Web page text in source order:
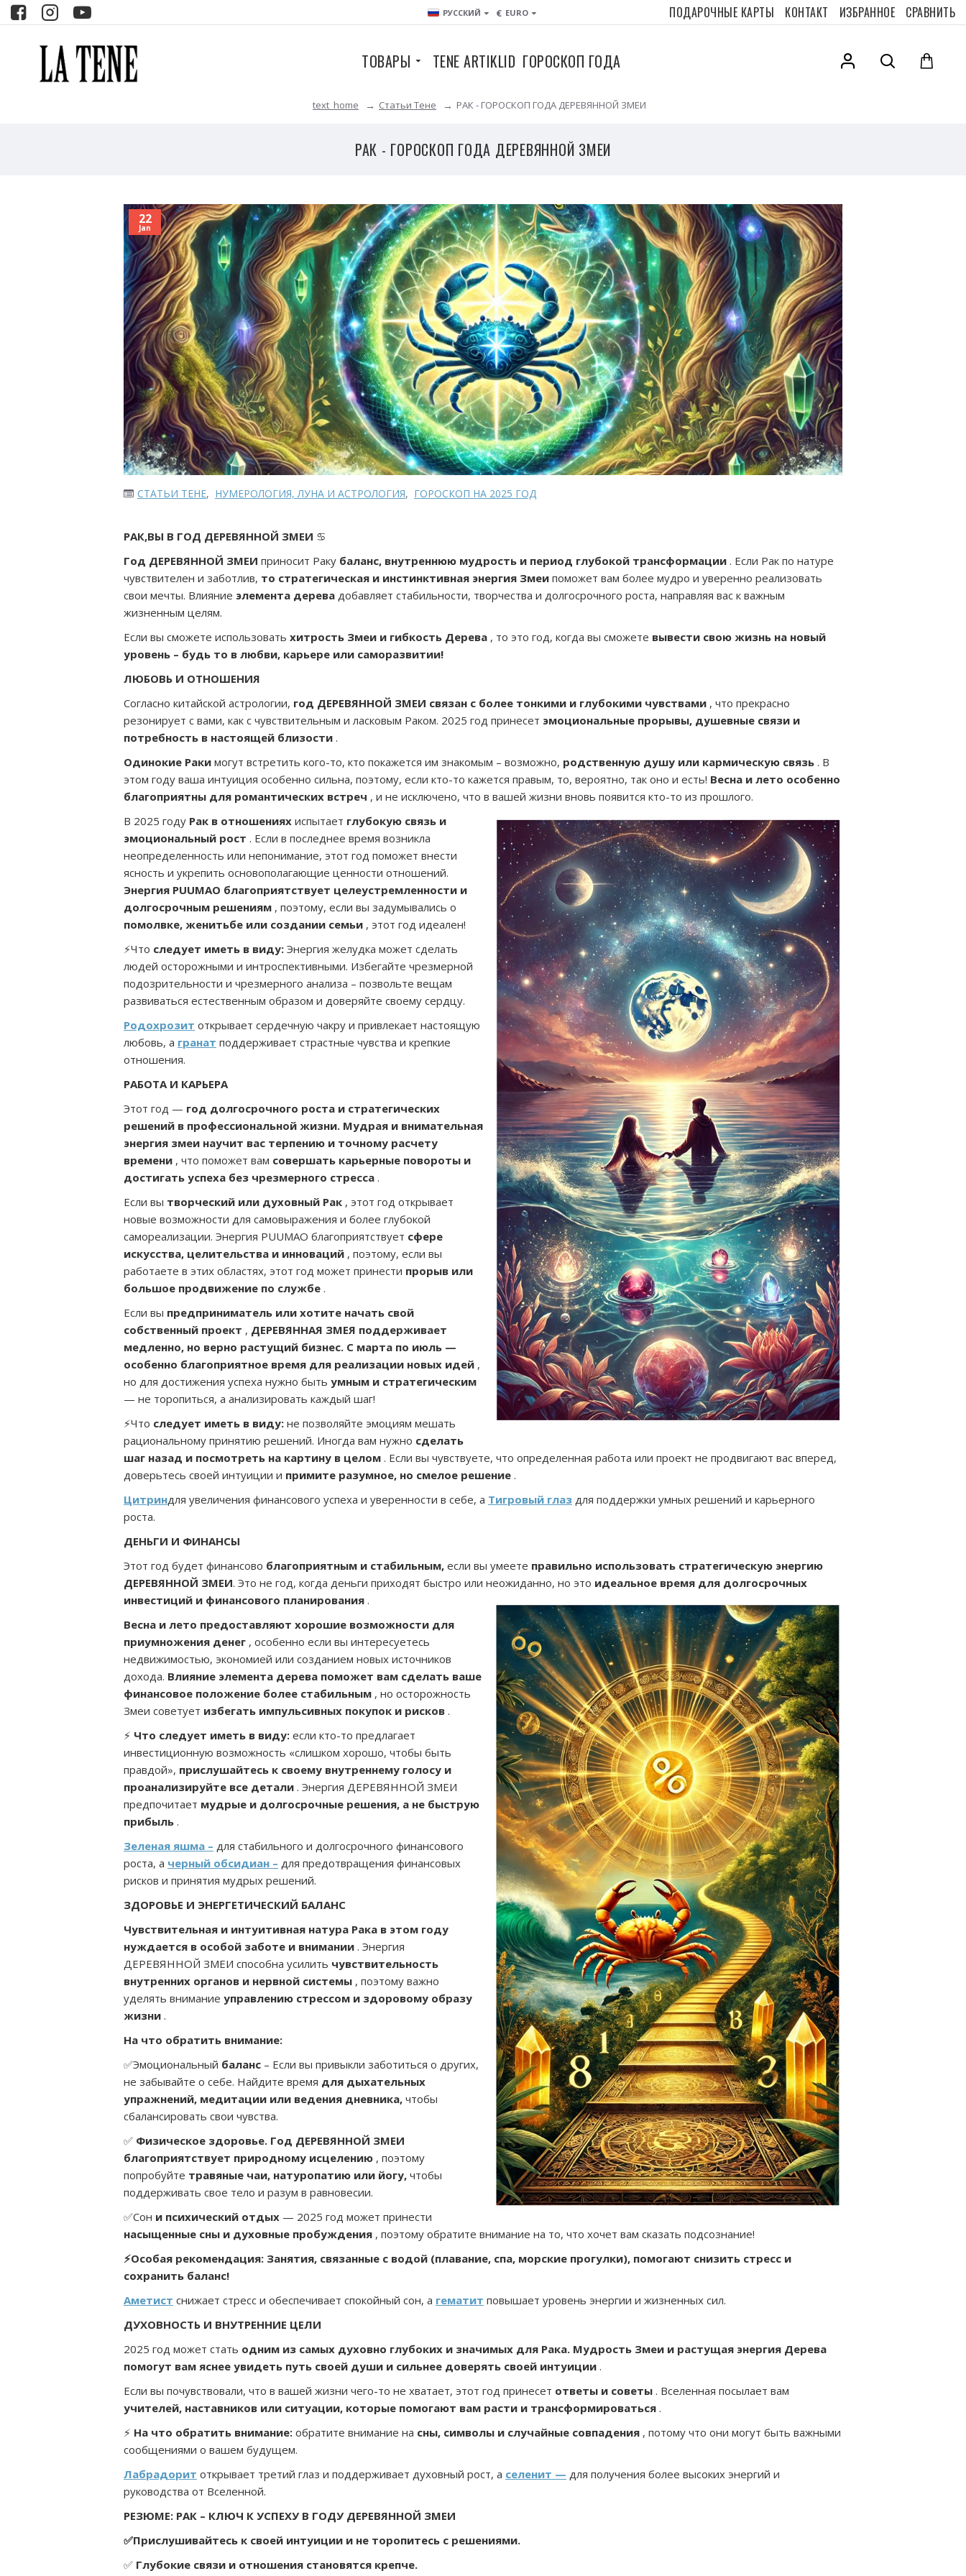
РУССКИЙ € EURO ПОДАРОЧНЫЕ КАРТЫ КОНТАКТ ИЗБРАННОЕ СРАВНИТЬ
ТОВАРЫ TENE ARTIKLID ГОРОСКОП ГОДА
text_home Статьи Тене РАК - ГОРОСКОП ГОДА ДЕРЕВЯННОЙ ЗМЕИ
РАК - ГОРОСКОП ГОДА ДЕРЕВЯННОЙ ЗМЕИ
22
Jan
СТАТЬИ ТЕНЕ, НУМЕРОЛОГИЯ, ЛУНА И АСТРОЛОГИЯ, ГОРОСКОП НА 2025 ГОД
РАК,ВЫ В ГОД ДЕРЕВЯННОЙ ЗМЕИ ♋
Год ДЕРЕВЯННОЙ ЗМЕИ приносит Раку баланс, внутреннюю мудрость и период глубокой трансформации . Если Рак по натуре
чувствителен и заботлив, то стратегическая и инстинктивная энергия Змеи поможет вам более мудро и уверенно реализовать
свои мечты. Влияние элемента дерева добавляет стабильности, творчества и долгосрочного роста, направляя вас к важным
жизненным целям.
Если вы сможете использовать хитрость Змеи и гибкость Дерева , то это год, когда вы сможете вывести свою жизнь на новый
уровень – будь то в любви, карьере или саморазвитии!
ЛЮБОВЬ И ОТНОШЕНИЯ
Согласно китайской астрологии, год ДЕРЕВЯННОЙ ЗМЕИ связан с более тонкими и глубокими чувствами , что прекрасно
резонирует с вами, как с чувствительным и ласковым Раком. 2025 год принесет эмоциональные прорывы, душевные связи и
потребность в настоящей близости .
Одинокие Раки могут встретить кого-то, кто покажется им знакомым – возможно, родственную душу или кармическую связь . В
этом году ваша интуиция особенно сильна, поэтому, если кто-то кажется правым, то, вероятно, так оно и есть! Весна и лето особенно
благоприятны для романтических встреч , и не исключено, что в вашей жизни вновь появится кто-то из прошлого.
В 2025 году Рак в отношениях испытает глубокую связь и
эмоциональный рост . Если в последнее время возникла
неопределенность или непонимание, этот год поможет внести
ясность и укрепить основополагающие ценности отношений.
Энергия PUUMAO благоприятствует целеустремленности и
долгосрочным решениям , поэтому, если вы задумывались о
помолвке, женитьбе или создании семьи , этот год идеален!
⚡Что следует иметь в виду: Энергия желудка может сделать
людей осторожными и интроспективными. Избегайте чрезмерной
подозрительности и чрезмерного анализа – позвольте вещам
развиваться естественным образом и доверяйте своему сердцу.
Родохрозит открывает сердечную чакру и привлекает настоящую
любовь, а гранат поддерживает страстные чувства и крепкие
отношения.
РАБОТА И КАРЬЕРА
Этот год — год долгосрочного роста и стратегических
решений в профессиональной жизни. Мудрая и внимательная
энергия змеи научит вас терпению и точному расчету
времени , что поможет вам совершать карьерные повороты и
достигать успеха без чрезмерного стресса .
Если вы творческий или духовный Рак , этот год открывает
новые возможности для самовыражения и более глубокой
самореализации. Энергия PUUMAO благоприятствует сфере
искусства, целительства и инноваций , поэтому, если вы
работаете в этих областях, этот год может принести прорыв или
большое продвижение по службе .
Если вы предприниматель или хотите начать свой
собственный проект , ДЕРЕВЯННАЯ ЗМЕЯ поддерживает
медленно, но верно растущий бизнес. С марта по июль —
особенно благоприятное время для реализации новых идей ,
но для достижения успеха нужно быть умным и стратегическим
— не торопиться, а анализировать каждый шаг!
⚡Что следует иметь в виду: не позволяйте эмоциям мешать
рациональному принятию решений. Иногда вам нужно сделать
шаг назад и посмотреть на картину в целом . Если вы чувствуете, что определенная работа или проект не продвигают вас вперед,
доверьтесь своей интуиции и примите разумное, но смелое решение .
Цитриндля увеличения финансового успеха и уверенности в себе, а Тигровый глаз для поддержки умных решений и карьерного
роста.
ДЕНЬГИ И ФИНАНСЫ
Этот год будет финансово благоприятным и стабильным, если вы умеете правильно использовать стратегическую энергию
ДЕРЕВЯННОЙ ЗМЕИ. Это не год, когда деньги приходят быстро или неожиданно, но это идеальное время для долгосрочных
инвестиций и финансового планирования .
Весна и лето предоставляют хорошие возможности для
приумножения денег , особенно если вы интересуетесь
недвижимостью, экономией или созданием новых источников
дохода. Влияние элемента дерева поможет вам сделать ваше
финансовое положение более стабильным , но осторожность
Змеи советует избегать импульсивных покупок и рисков .
⚡ Что следует иметь в виду: если кто-то предлагает
инвестиционную возможность «слишком хорошо, чтобы быть
правдой», прислушайтесь к своему внутреннему голосу и
проанализируйте все детали . Энергия ДЕРЕВЯННОЙ ЗМЕИ
предпочитает мудрые и долгосрочные решения, а не быструю
прибыль .
Зеленая яшма – для стабильного и долгосрочного финансового
роста, а черный обсидиан – для предотвращения финансовых
рисков и принятия мудрых решений.
ЗДОРОВЬЕ И ЭНЕРГЕТИЧЕСКИЙ БАЛАНС
Чувствительная и интуитивная натура Рака в этом году
нуждается в особой заботе и внимании . Энергия
ДЕРЕВЯННОЙ ЗМЕИ способна усилить чувствительность
внутренних органов и нервной системы , поэтому важно
уделять внимание управлению стрессом и здоровому образу
жизни .
На что обратить внимание:
✅Эмоциональный баланс – Если вы привыкли заботиться о других,
не забывайте о себе. Найдите время для дыхательных
упражнений, медитации или ведения дневника, чтобы
сбалансировать свои чувства.
✅ Физическое здоровье. Год ДЕРЕВЯННОЙ ЗМЕИ
благоприятствует природному исцелению , поэтому
попробуйте травяные чаи, натуропатию или йогу, чтобы
поддерживать свое тело и разум в равновесии.
✅Сон и психический отдых — 2025 год может принести
насыщенные сны и духовные пробуждения , поэтому обратите внимание на то, что хочет вам сказать подсознание!
⚡Особая рекомендация: Занятия, связанные с водой (плавание, спа, морские прогулки), помогают снизить стресс и
сохранить баланс!
Аметист снижает стресс и обеспечивает спокойный сон, а гематит повышает уровень энергии и жизненных сил.
ДУХОВНОСТЬ И ВНУТРЕННИЕ ЦЕЛИ
2025 год может стать одним из самых духовно глубоких и значимых для Рака. Мудрость Змеи и растущая энергия Дерева
помогут вам яснее увидеть путь своей души и сильнее доверять своей интуиции .
Если вы почувствовали, что в вашей жизни чего-то не хватает, этот год принесет ответы и советы . Вселенная посылает вам
учителей, наставников или ситуации, которые помогают вам расти и трансформироваться .
⚡ На что обратить внимание: обратите внимание на сны, символы и случайные совпадения , потому что они могут быть важными
сообщениями о вашем будущем.
Лабрадорит открывает третий глаз и поддерживает духовный рост, а селенит — для получения более высоких энергий и
руководства от Вселенной.
РЕЗЮМЕ: РАК – КЛЮЧ К УСПЕХУ В ГОДУ ДЕРЕВЯННОЙ ЗМЕИ
✅Прислушивайтесь к своей интуиции и не торопитесь с решениями.
✅ Глубокие связи и отношения становятся крепче.